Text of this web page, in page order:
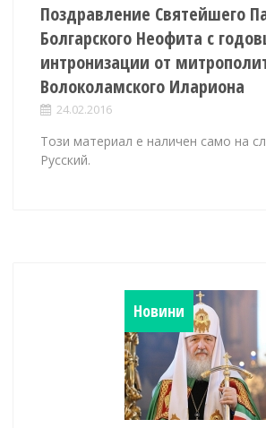
Поздравление Святейшего
Болгарского Неофита с
интронизации от
Волоколамского Илариона
24.02.2016
Този материал е наличен само на
Русский.
Новини